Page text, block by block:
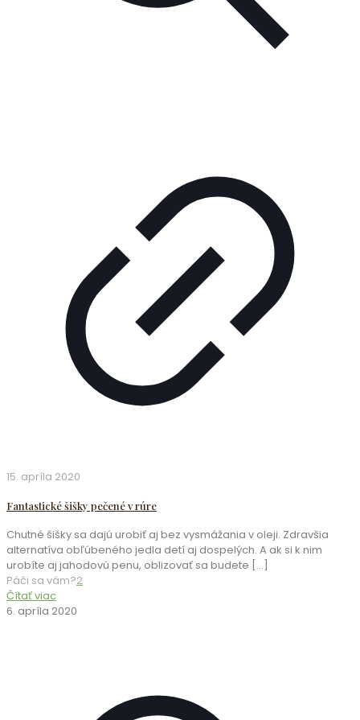
15. apríla 2020
Fantastické šišky pečené v rúre
Chutné šišky sa dajú urobiť aj bez vysmážania v oleji. Zdravšia
alternatíva obľúbeného jedla detí aj dospelých. A ak si k nim
urobíte aj jahodovú penu, oblizovať sa budete […]
Páči sa vám?2
Čítať viac
6. apríla 2020